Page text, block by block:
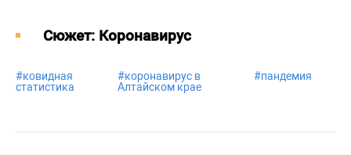
Cюжет: Коронавирус
#ковидная
статистика
#коронавирус в
Алтайском крае
#пандемия